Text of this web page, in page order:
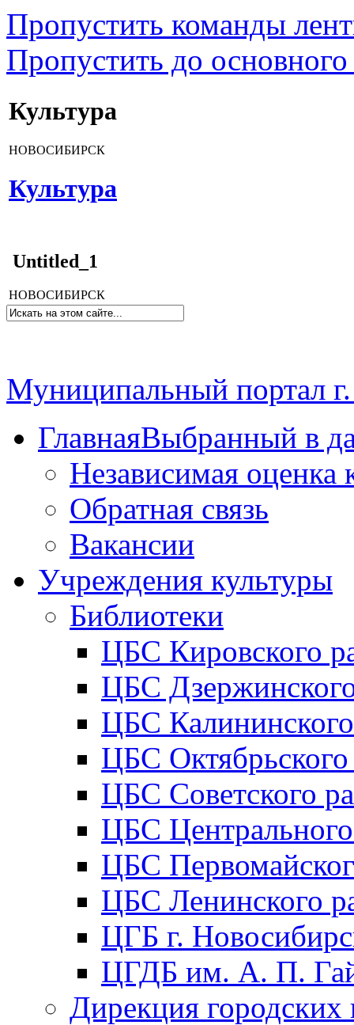
Пропустить команды
Пропустить до основного
Культура
НОВОСИБИРСК
Культура
Untitled_1
НОВОСИБИРСК
Муниципальный портал
ГлавнаяВыбранный в
Независимая оценка
Обратная связь
Вакансии
Учреждения культуры
Библиотеки
ЦБС Кировского
ЦБС
ЦБС
ЦБС
ЦБС Советского
ЦБС
ЦБС
ЦБС Ленинского
ЦГБ г.
ЦГДБ им. А. П.
Дирекция городских